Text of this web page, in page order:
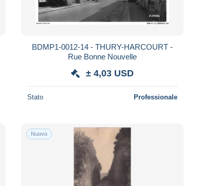
BDMP1-0012-14 - THURY-HARCOURT -
Rue Bonne Nouvelle
± 4,03 USD
Stato Professionale
Nuovo